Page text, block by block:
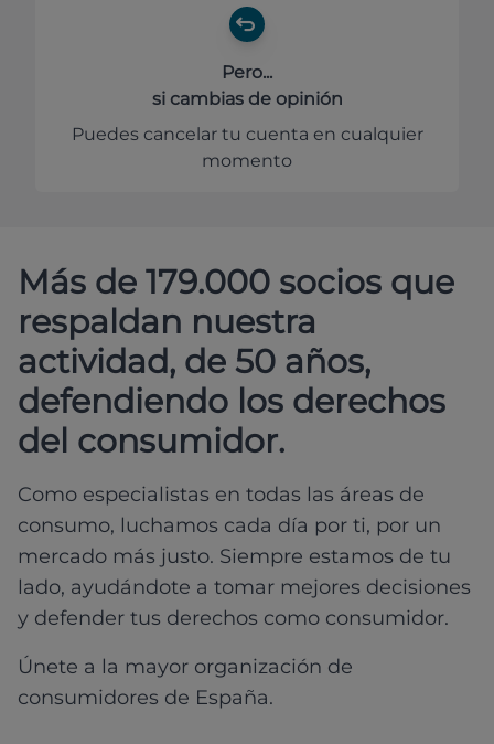
Pero...
si cambias de opinión
Puedes cancelar tu cuenta en cualquier
momento
Más de 179.000 socios que
respaldan nuestra
actividad, de 50 años,
defendiendo los derechos
del consumidor.
Como especialistas en todas las áreas de
consumo, luchamos cada día por ti, por un
mercado más justo. Siempre estamos de tu
lado, ayudándote a tomar mejores decisiones
y defender tus derechos como consumidor.
Únete a la mayor organización de
consumidores de España.